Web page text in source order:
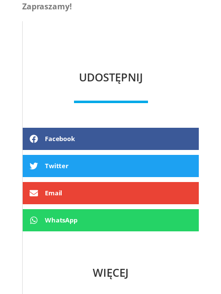
Zapraszamy!
UDOSTĘPNIJ
Facebook
Twitter
Email
WhatsApp
WIĘCEJ